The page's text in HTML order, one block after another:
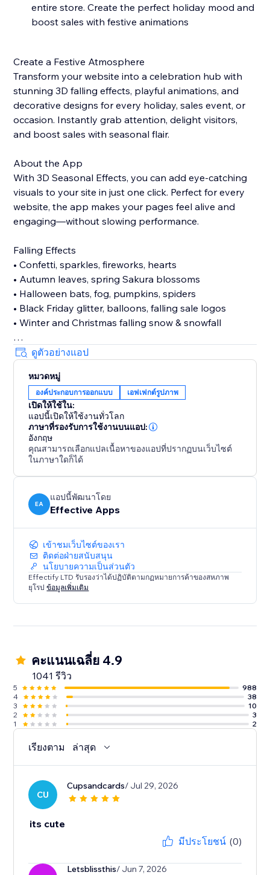
entire store. Create the perfect holiday mood and
boost sales with festive animations
Create a Festive Atmosphere
Transform your website into a celebration hub with
stunning 3D falling effects, playful animations, and
decorative designs for every holiday, sales event, or
occasion. Instantly grab attention, delight visitors,
and boost sales with seasonal flair.
About the App
With 3D Seasonal Effects, you can add eye-catching
visuals to your site in just one click. Perfect for every
website, the app makes your pages feel alive and
engaging—without slowing performance.
Falling Effects
• Confetti, sparkles, fireworks, hearts
• Autumn leaves, spring Sakura blossoms
• Halloween bats, fog, pumpkins, spiders
• Black Friday glitter, balloons, falling sale logos
• Winter and Christmas falling snow & snowfall
Decorations
• Festive string lights, glowing headers
• Sale badges, countdown icons, logos
• Winter scenes, hanging hearts, more
All effects are user-friendly - visitors can click to
dismiss anytime.
Customizable & Flexible
your site or only on selected pages. Celebrate Easter,
Mother’s Day, Halloween, Black Friday, New Year, St.
Patrick's Day and more - with effects that keep
customers engaged and excited to shop
ดูตัวอย่างแอป
หมวดหมู่
องค์ประกอบการออกแบบ เอฟเฟกต์รูปภาพ
เปิดให้ใช้ใน:
แอปนี้เปิดให้ใช้งานทั่วโลก
ภาษาที่รองรับการใช้งานบนแอป:
อังกฤษ
คุณสามารถเลือกแปลเนื้อหาของแอปที่ปรากฏบนเว็บไซต์
ในภาษาใดก็ได้
EA
แอปนี้พัฒนาโดย
Effective Apps
เข้าชมเว็บไซต์ของเรา
ติดต่อฝ่ายสนับสนุน
นโยบายความเป็นส่วนตัว
Effectify LTD รับรองว่าได้ปฏิบัติตามกฏหมายการค้าของสหภาพ
ยุโรปข้อมูลเพิ่มเติม
คะแนนเฉลี่ย 4.9
1041 รีวิว
5
988
4
38
3
10
2
3
1
2
เรียงตาม ล่าสุด
CU
Cupsandcards/ Jul 29, 2026
its cute
มีประโยชน์ (0)
Letsblissthis/ Jun 7, 2026